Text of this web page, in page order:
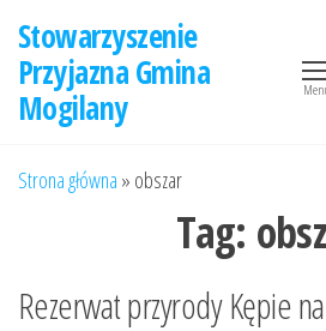
treści
Stowarzyszenie
Przyjazna Gmina
Mogilany
Strona główna » obszar
Tag:
Rezerwat przyrody Kępie